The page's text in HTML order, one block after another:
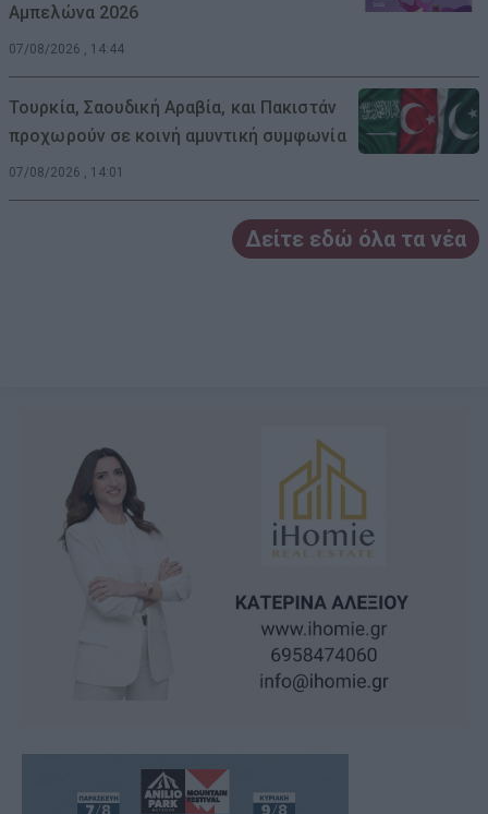
Αμπελώνα 2026
07/08/2026 , 14:44
Τουρκία, Σαουδική Αραβία, και Πακιστάν
προχωρούν σε κοινή αμυντική συμφωνία
07/08/2026 , 14:01
Δείτε εδώ όλα τα νέα